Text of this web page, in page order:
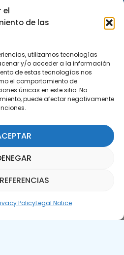
el
de las
utilizamos tecnologías
y/o acceder a la información
de estas tecnologías nos
el comportamiento de
únicas en este sitio. No
puede afectar negativamente
PolicyLegal Notice
our Newsletter
HERE